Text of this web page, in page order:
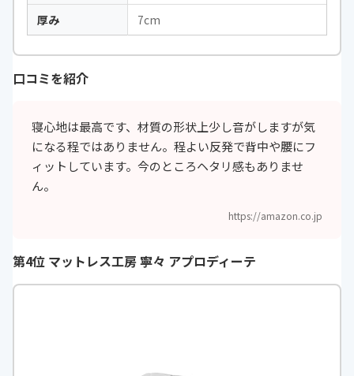
厚み
7cm
口コミを紹介
寝心地は最高です、材質の形状上少し音がしますが気
になる程ではありません。程よい反発で背中や腰にフ
ィットしています。今のところヘタリ感もありませ
ん。
https://amazon.co.jp
第4位 マットレス工房 寧々 アプロディーテ